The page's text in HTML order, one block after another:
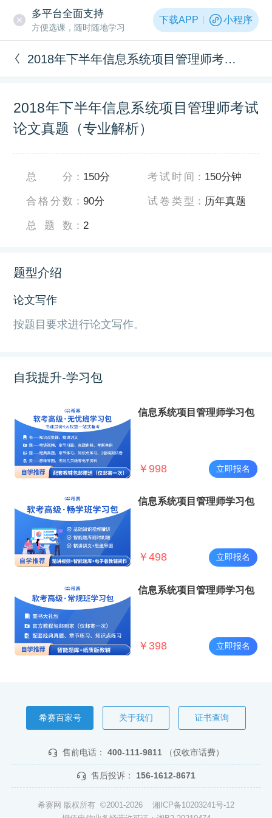
多平台全面支持
方便选课，随时随地学习
下载APP 小程序
2018年下半年信息系统项目管理师考试论文真题（专业解析）
2018年下半年信息系统项目管理师考试
论文真题（专业解析）
总分 ： 150分
合格分数 ：90分
总题数 ： 2
考试时间 ： 150分钟
试卷类型 ： 历年真题
题型介绍
论文写作
按题目要求进行论文写作。
自我提升-学习包
信息系统项目管理师学习包
￥ 998 立即报名
信息系统项目管理师学习包
￥ 498 立即报名
信息系统项目管理师学习包
￥ 398 立即报名
希赛百家号 关于我们 证书查询
售前电话： 400-111-9811 （仅收市话费）
售后投诉： 156-1612-8671
希赛网 版权所有 ©2001-2026 湘ICP备10203241号-12